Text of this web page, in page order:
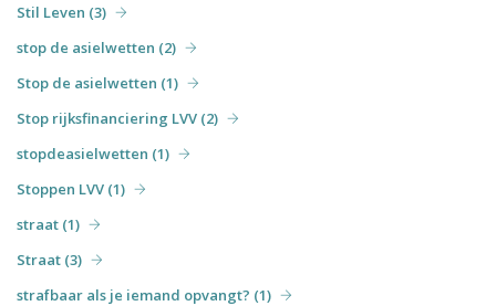
Stil Leven (3)
stop de asielwetten (2)
Stop de asielwetten (1)
Stop rijksfinanciering LVV (2)
stopdeasielwetten (1)
Stoppen LVV (1)
straat (1)
Straat (3)
strafbaar als je iemand opvangt? (1)